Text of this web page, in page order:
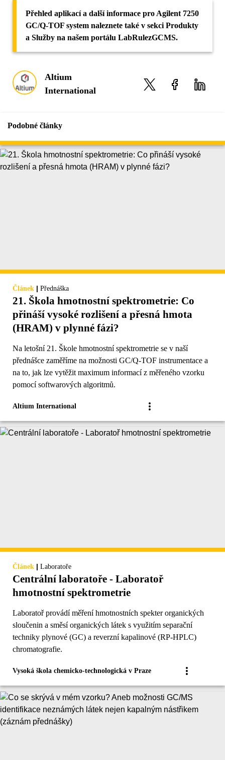
Přehled aplikací a další informace pro Agilent 7250
GC/Q-TOF system naleznete také v sekci Produkty
a Služby na našem portálu LabRulezGCMS.
Altium
International
Podobné články
Článek | Přednáška
21. Škola hmotnostní spektrometrie: Co
přináší vysoké rozlišení a přesná hmota
(HRAM) v plynné fázi?
Na letošní 21. Škole hmotnostní spektrometrie se v naší
přednášce zaměříme na možnosti GC/Q-TOF instrumentace a
na to, jak lze vytěžit maximum informací z měřeného vzorku
pomocí softwarových algoritmů.
Altium International
Článek | Laboratoře
Centrální laboratoře - Laboratoř
hmotnostní spektrometrie
Laboratoř provádí měření hmotnostních spekter organických
sloučenin a směsí organických látek s využitím separační
techniky plynové (GC) a reverzní kapalinové (RP-HPLC)
chromatografie.
Vysoká škola chemicko-technologická v Praze